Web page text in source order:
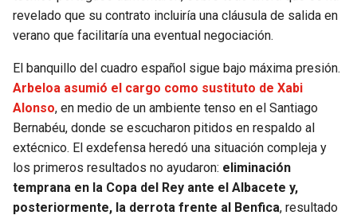
revelado que su contrato incluiría una cláusula de salida en
verano que facilitaría una eventual negociación.
El banquillo del cuadro español sigue bajo máxima presión.
Arbeloa asumió el cargo como sustituto de Xabi
Alonso, en medio de un ambiente tenso en el Santiago
Bernabéu, donde se escucharon pitidos en respaldo al
extécnico. El exdefensa heredó una situación compleja y
los primeros resultados no ayudaron: eliminación
temprana en la Copa del Rey ante el Albacete y,
posteriormente, la derrota frente al Benfica, resultado